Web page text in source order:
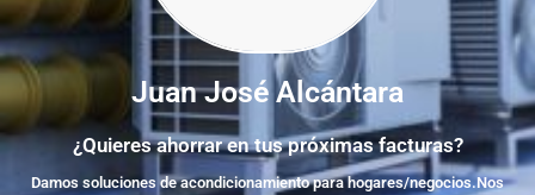
Juan José Alcántara
¿Quieres ahorrar en tus próximas facturas?
Damos soluciones de acondicionamiento para hogares/negocios.Nos